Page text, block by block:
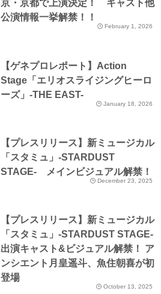
京・京都で上演決定！ キャスト他
公演情報一挙解禁！！
February 1, 2026
【ゲネプロレポート】Action
Stage「エリオスライジングヒーロ
ーズ」-THE EAST-
January 18, 2026
【プレスリリース】新ミュージカル
「スタミュ」-STARDUST
STAGE- メインビジュアル解禁！
December 23, 2025
【プレスリリース】新ミュージカル
「スタミュ」-STARDUST STAGE-
出演キャスト&ビジュアル解禁！ ア
ンシエント月皇遥斗、魚住朝喜が初
登場
October 13, 2025